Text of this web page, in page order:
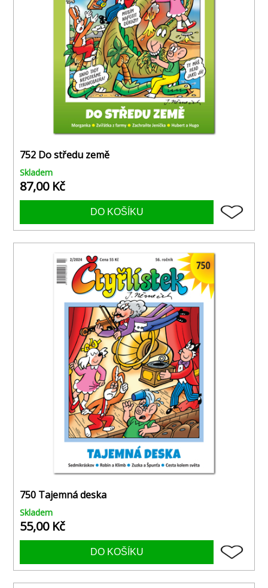
752 Do středu země
Skladem
87,00 Kč
750 Tajemná deska
Skladem
55,00 Kč